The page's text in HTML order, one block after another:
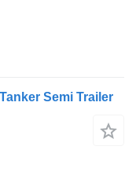
Semi Trailer